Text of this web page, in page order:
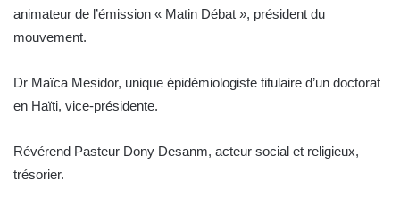
animateur de l’émission « Matin Débat », président du
mouvement.
Dr Maïca Mesidor, unique épidémiologiste titulaire d’un doctorat
en Haïti, vice-présidente.
Révérend Pasteur Dony Desanm, acteur social et religieux,
trésorier.